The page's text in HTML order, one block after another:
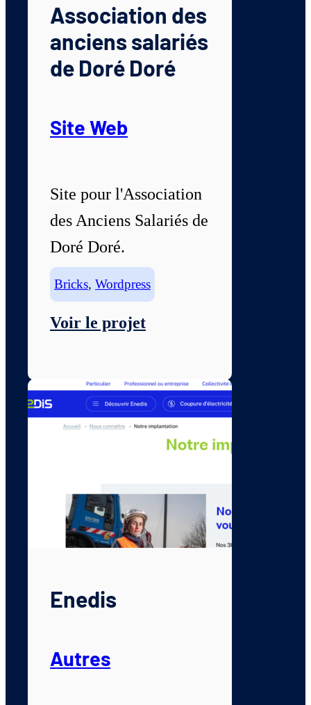
Association des
anciens salariés
de Doré Doré
Site Web
Site pour l'Association
des Anciens Salariés de
Doré Doré.
Bricks, Wordpress
Voir le projet
Enedis
Autres